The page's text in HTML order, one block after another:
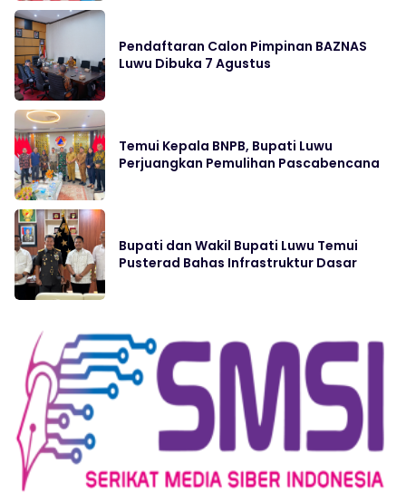
Pendaftaran Calon Pimpinan BAZNAS
Luwu Dibuka 7 Agustus
Temui Kepala BNPB, Bupati Luwu
Perjuangkan Pemulihan Pascabencana
Bupati dan Wakil Bupati Luwu Temui
Pusterad Bahas Infrastruktur Dasar